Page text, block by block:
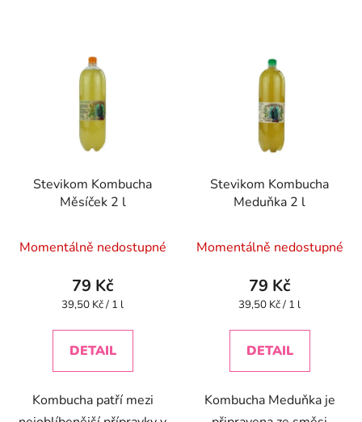
Stevikom Kombucha
Měsíček 2 l
hodnocení
produktu
je
z
Momentálně nedostupné
79 Kč
Měrná
39,50 Kč / 1 l
DETAIL
Kombucha patří mezi
Stevikom Kombucha
Meduňka 2 l
hodnocení
produktu
je
z
Momentálně nedostupné
79 Kč
Měrná
39,50 Kč / 1 l
DETAIL
Kombucha Meduňka je